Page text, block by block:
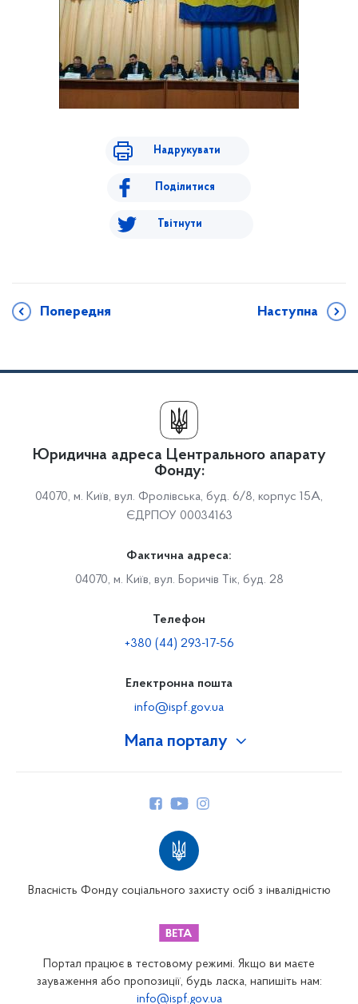
Надрукувати
Поділитися
Твітнути
Попередня Наступна
Мапа порталу
Закарпатське відділення
Юридична адреса Центрального апарату
Фонду:
04070, м. Київ, вул. Фролівська, буд. 6/8, корпус 15А,
ЄДРПОУ 00034163
Фактична адреса:
04070, м. Київ, вул. Боричів Тік, буд. 28
Телефон
+380 (44) 293-17-56
Електронна пошта
info@ispf.gov.ua
Власність Фонду соціального захисту осіб з інвалідністю
Портал працює в тестовому режимі. Якщо ви маєте
зауваження або пропозиції, будь ласка, напишіть нам:
info@ispf.gov.ua